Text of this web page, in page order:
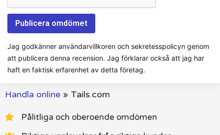
Jag godkänner användarvillkoren och sekretesspolicyn genom
att publicera denna recension. Jag förklarar också att jag har
haft en faktisk erfarenhet av detta företag.
Handla online » Tails.com
Pålitliga och oberoende omdömen